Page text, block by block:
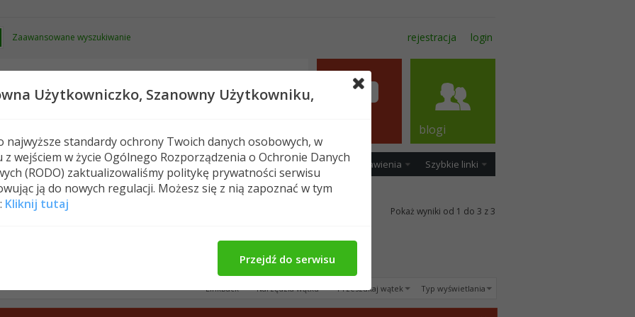
Zaawansowane wyszukiwanie rejestracja login
Nowe posty FAQ Kalendarz Spełeczność Ustawienia Szybkie linki
blogi
odchudzania Chudnąć bez pszenicy - 20kg mniej
Pokaż wyniki od 1 do 3 z 3
- 20kg mniej
LinkBack Narzędzia wątku Przeszukaj wątek Typ wyświetlania
Użytkowniczko, Szanowny Użytkowniku,
najwyższe standardy ochrony Twoich danych osobowych, w
z wejściem w życie Ogólnego Rozporządzenia o Ochronie Danych
(RODO) zaktualizowaliśmy politykę prywatności serwisu
ją do nowych regulacji. Możesz się z nią zapoznać w tym
Kliknij tutaj
Przejdź do serwisu